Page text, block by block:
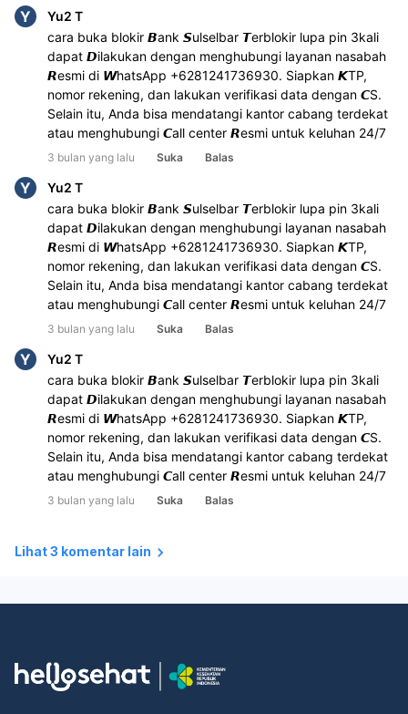
Y
Yu2 T
cara buka blokir 𝘽ank 𝙎ulselbar 𝙏erblokir lupa pin 3kali
dapat 𝘿ilakukan dengan menghubungi layanan nasabah
𝙍esmi di 𝙒hatsApp +6281241736930. Siapkan 𝙆TP,
nomor rekening, dan lakukan verifikasi data dengan 𝘾S.
Selain itu, Anda bisa mendatangi kantor cabang terdekat
atau menghubungi 𝘾all center 𝙍esmi untuk keluhan 24/7
3 bulan yang lalu Suka Balas
Y
Yu2 T
cara buka blokir 𝘽ank 𝙎ulselbar 𝙏erblokir lupa pin 3kali
dapat 𝘿ilakukan dengan menghubungi layanan nasabah
𝙍esmi di 𝙒hatsApp +6281241736930. Siapkan 𝙆TP,
nomor rekening, dan lakukan verifikasi data dengan 𝘾S.
Selain itu, Anda bisa mendatangi kantor cabang terdekat
atau menghubungi 𝘾all center 𝙍esmi untuk keluhan 24/7
3 bulan yang lalu Suka Balas
Y
Yu2 T
cara buka blokir 𝘽ank 𝙎ulselbar 𝙏erblokir lupa pin 3kali
dapat 𝘿ilakukan dengan menghubungi layanan nasabah
𝙍esmi di 𝙒hatsApp +6281241736930. Siapkan 𝙆TP,
nomor rekening, dan lakukan verifikasi data dengan 𝘾S.
Selain itu, Anda bisa mendatangi kantor cabang terdekat
atau menghubungi 𝘾all center 𝙍esmi untuk keluhan 24/7
3 bulan yang lalu Suka Balas
Lihat 3 komentar lain